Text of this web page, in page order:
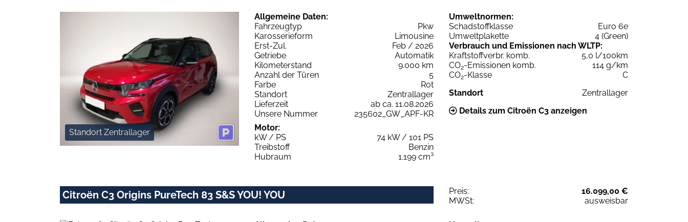
Standort Zentrallager
Allgemeine Daten:
Fahrzeugtyp
Pkw
Karosserieform
Limousine
Erst-Zul.
Feb / 2026
Getriebe
Automatik
Kilometerstand
9.000 km
Anzahl der Türen
5
Farbe
Rot
Standort
Zentrallager
Lieferzeit
ab ca. 11.08.2026
Unsere Nummer
235602_GW_APF-KR
Motor:
kW / PS
74 kW / 101 PS
Treibstoff
Benzin
Hubraum
1.199 cm³
Umweltnormen:
Schadstoffklasse
Euro 6e
Umweltplakette
4 (Green)
Verbrauch und Emissionen nach WLTP:
Kraftstoffverbr. komb.
5,0 l/100km
CO2-Emissionen komb.
114 g/km
CO2-Klasse
C
Standort
Zentrallager
Details zum Citroën C3 anzeigen
Citroën C3 Origins PureTech 83 S&S YOU! YOU Preis:
16.099,00 €
MWSt:
ausweisbar